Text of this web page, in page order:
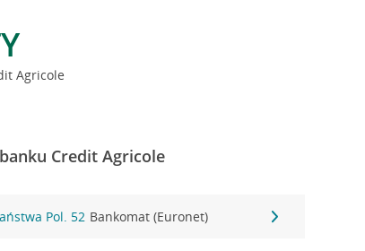
Agricole
Credit Agricole
Pol. 52 Bankomat (Euronet)